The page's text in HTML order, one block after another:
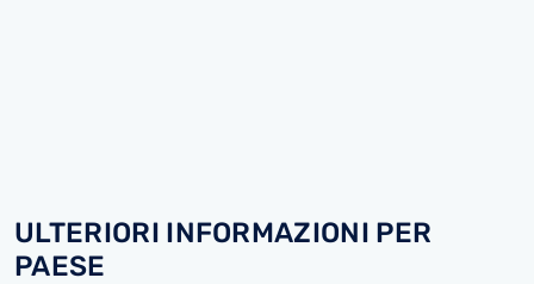
ULTERIORI INFORMAZIONI PER
PAESE